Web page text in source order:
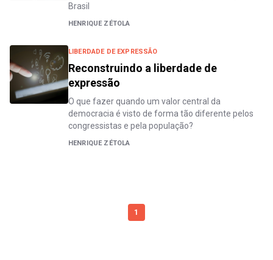
Brasil
HENRIQUE ZÉTOLA
LIBERDADE DE EXPRESSÃO
Reconstruindo a liberdade de
expressão
O que fazer quando um valor central da
democracia é visto de forma tão diferente pelos
congressistas e pela população?
HENRIQUE ZÉTOLA
1